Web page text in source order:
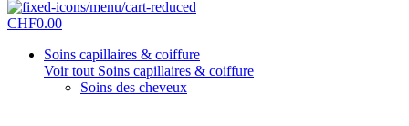
CHF0.00
Soins capillaires & coiffure
Voir tout Soins capillaires & coiffure
Soins des cheveux